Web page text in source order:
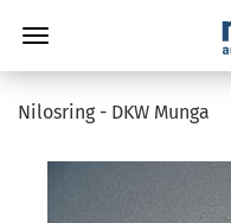
Nilosring - DKW Munga